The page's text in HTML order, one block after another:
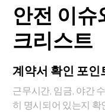
안전 이슈
크리스트
계약서 확인 포인
근무시간, 임금, 야간
히 명시되어 있는지 확